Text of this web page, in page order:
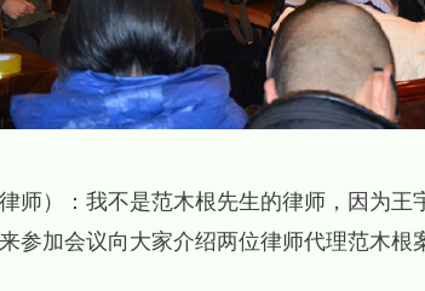
师）：我不是范木根先生的律师，因为王
参加会议向大家介绍两位律师代理范木根